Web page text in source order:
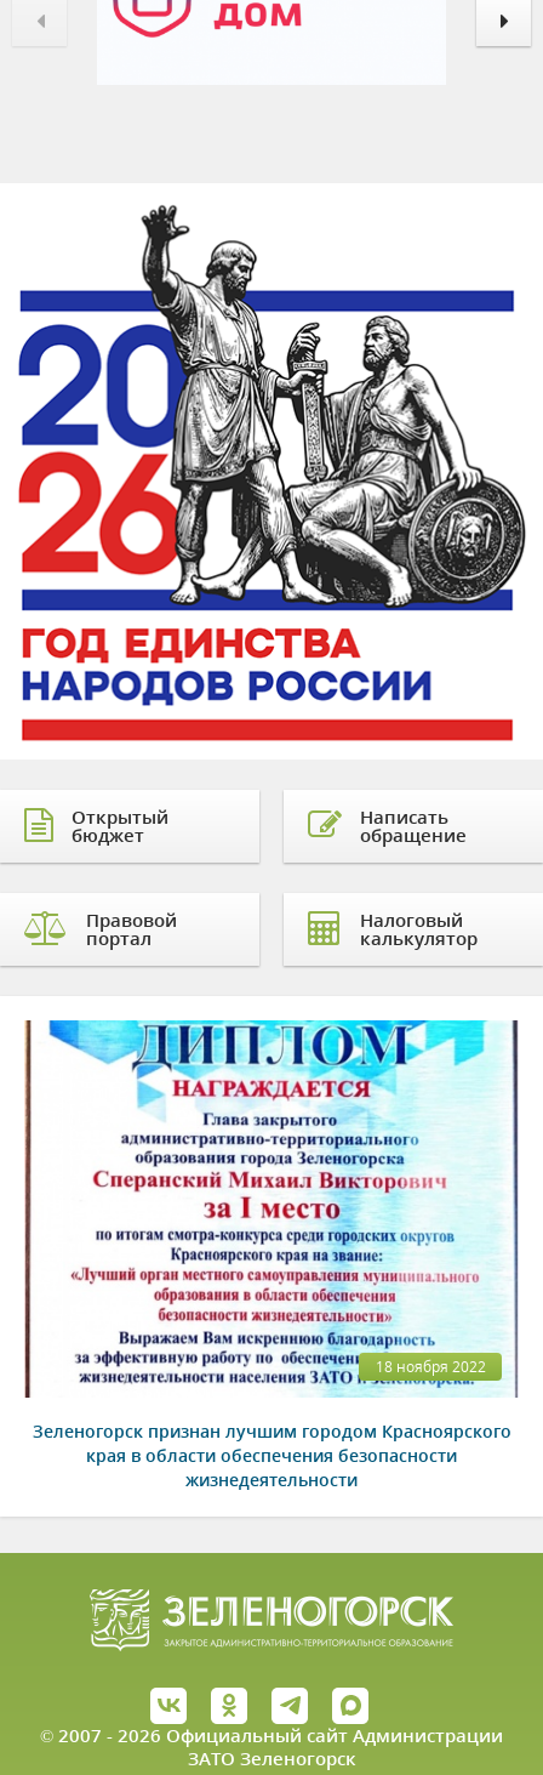
Открытый
бюджет
Правовой
портал
Написать
обращение
Налоговый
калькулятор
18 ноября 2022
Зеленогорск признан лучшим городом Красноярского
края в области обеспечения безопасности
жизнедеятельности
© 2007 - 2026 Официальный сайт Администрации
ЗАТО Зеленогорск